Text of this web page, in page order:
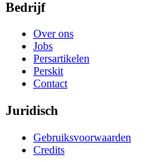
Bedrijf
Over ons
Jobs
Persartikelen
Perskit
Contact
Juridisch
Gebruiksvoorwaarden
Credits